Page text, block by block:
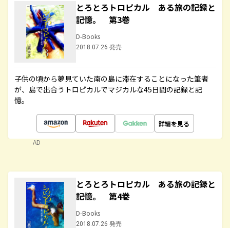
とろとろトロピカル ある旅の記録と
記憶。 第3巻
D-Books
2018.07.26 発売
子供の頃から夢見ていた南の島に滞在することになった筆者
が、島で出合うトロピカルでマジカルな45日間の記録と記
憶。
詳細を見る
AD
とろとろトロピカル ある旅の記録と
記憶。 第4巻
D-Books
2018.07.26 発売